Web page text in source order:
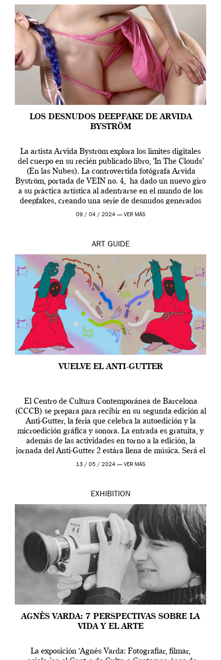
LOS DESNUDOS DEEPFAKE DE ARVIDA
BYSTRÖM
La artista Arvida Byström explora los límites digitales
del cuerpo en su recién publicado libro, ‘In The Clouds’
(En las Nubes). La controvertida fotógrafa Arvida
Byström, portada de VEIN no. 4, ha dado un nuevo giro
a su práctica artística al adentrarse en el mundo de los
deepfakes, creando una serie de desnudos generados
por […]
09 / 04 / 2024 — VER MÁS
ART GUIDE
VUELVE EL ANTI-GUTTER
El Centro de Cultura Contemporánea de Barcelona
(CCCB) se prepara para recibir en su segunda edición al
Anti-Gutter, la feria que celebra la autoedición y la
microedición gráfica y sonora. La entrada es gratuita, y
además de las actividades en torno a la edición, la
jornada del Anti-Gutter 2 estára llena de música. Será el
[…]
13 / 05 / 2024 — VER MÁS
EXHIBITION
AGNÈS VARDA: 7 PERSPECTIVAS SOBRE LA
VIDA Y EL ARTE
La exposición ‘Agnès Varda: Fotografiar, filmar,